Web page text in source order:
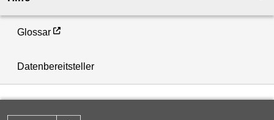
Glossar
Datenbereitsteller